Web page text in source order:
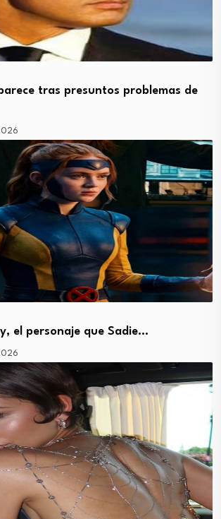
tras presuntos problemas de
el personaje que Sadie…